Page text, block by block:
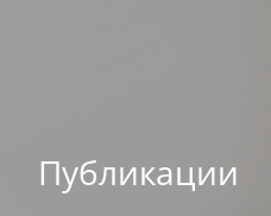
Публикации